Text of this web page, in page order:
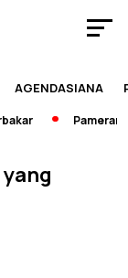
AGENDASIANA
Pameran